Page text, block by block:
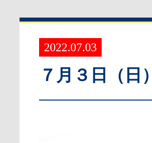
2022.07.03
７月３日（日